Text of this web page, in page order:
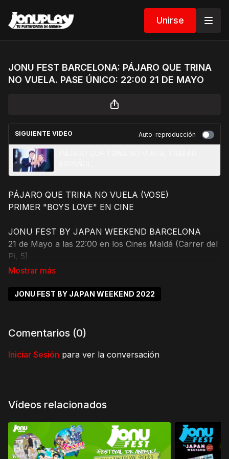
Unirse
JONU FEST BARCELONA: PÁJARO QUE TRINA
NO VUELA. PASE ÚNICO: 22:00 21 DE MAYO
SIGUIENTE VIDEO Auto-reproducción
PÁJARO QUE TRINA NO VUELA (VOSE)
PRIMER "BOYS LOVE" EN CINE
JONU FEST BY JAPAN WEEKEND BARCELONA
21 de Mayo a las 22:00 en los Cines Maldá (Carrer del
Pi, 5)
PASE ÚNICO
encariñe fácilmente con los demás. Pero cuando
Chikara Doumeki, su guardaespaldas recién
contratado, capta su interés, reconsidera su política
JONU FEST BY JAPAN WEEKEND 2022
Comentarios (0)
Iniciar Sesión para ver la conversación
Vídeos relacionados